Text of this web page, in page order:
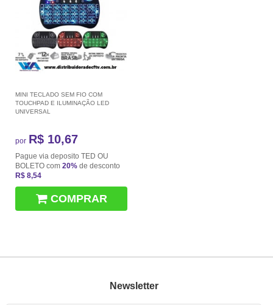
MINI TECLADO SEM FIO COM
TOUCHPAD E ILUMINAÇÃO LED
UNIVERSAL
por R$ 10,67
Pague via deposito TED OU
BOLETO com 20% de desconto
R$ 8,54
COMPRAR
Newsletter